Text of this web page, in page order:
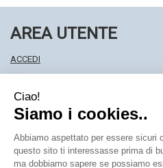
AREA UTENTE
ACCEDI
WISHLIST
ISCRIZIONE ALLA NEWSLETTER